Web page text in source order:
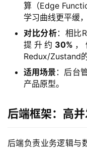
算（Edge
学习曲线更平缓
对比分析：相比
提升约 30%
Redux/Zustand
适用场景 ：后台
产品原型。
后端框架：高
后端负责业务逻辑与